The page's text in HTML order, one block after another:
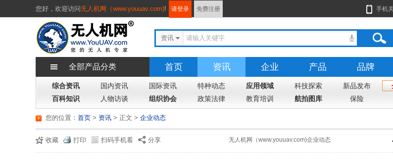
您好， 欢迎访问无人机网（www.youuav.com)! 请登录 免费注册 手机
资讯
全部产品分类 首页 资讯 企业 产品 品牌
综合资讯 国内资讯 国际资讯 特种动态 应用领域 科技探索 新品发布
百科知识
人物访谈 组织协会 政策法律 教育培训 航拍图库 保险
您的位置： 首页 > 资讯 > 企业动态
> 正文
收藏 打印 扫码手机看 分享 无人机网（www.youuav.com)企业动态